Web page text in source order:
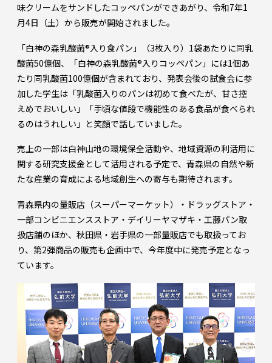
味クリームをサンドしたコッペパンができあがり、令和7年1
月4日（土）から販売が開始されました。
「白神の森乳酸菌®入り食パン」（3枚入り）1袋あたりに同乳
酸菌50億個、「白神の森乳酸菌®入りコッペパン」には1個あ
たり同乳酸菌100億個が含まれており、発表会後の試食会に参
加した学生は「乳酸菌入りのパンは初めて食べたが、甘さ控
えめでおいしい」「手頃な値段で機能性のある食品が食べられ
るのはうれしい」と笑顔で話していました。
売上の一部は白神山地の環境保全活動や、地域資源の利活用に
関する研究支援金として活用される予定で、青森県の自然や新
たな産業の育成による地域創生への寄与も期待されます。
青森県内の量販店（スーパーマーケット）・ドラッグストア・
一部コンビニエンスストア・デイリーヤマザキ・工藤パン取
扱店舗のほか、秋田県・岩手県の一部量販店でも取扱ってお
り、第2弾商品の販売も企画中で、今年度中に発売予定となっ
ています。